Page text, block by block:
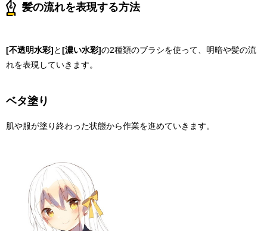
髪の流れを表現する方法
[不透明水彩]と[濃い水彩]の2種類のブラシを使って、明暗や髪の流
れを表現していきます。
ベタ塗り
肌や服が塗り終わった状態から作業を進めていきます。